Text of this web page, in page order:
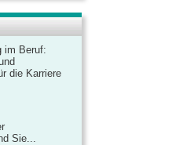
im Beruf:
die Karriere
Sie...